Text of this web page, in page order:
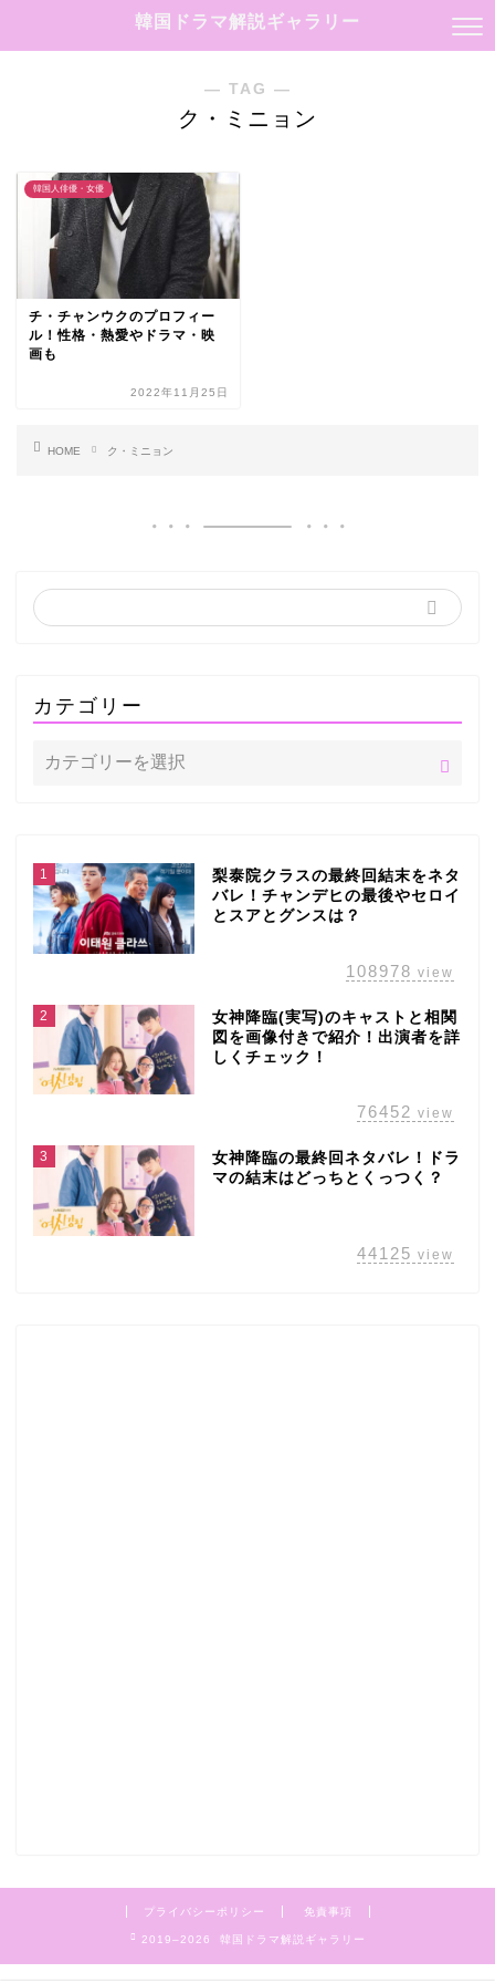
韓国ドラマ解説ギャラリー
― TAG ―
ク・ミニョン
韓国人俳優・女優
チ・チャンウクのプロフィー
ル！性格・熱愛やドラマ・映
画も
2022年11月25日
HOME ク・ミニョン
カテゴリー
1
梨泰院クラスの最終回結末をネタ
バレ！チャンデヒの最後やセロイ
とスアとグンスは？
108978 view
2
女神降臨(実写)のキャストと相関
図を画像付きで紹介！出演者を詳
しくチェック！
76452 view
3
女神降臨の最終回ネタバレ！ドラ
マの結末はどっちとくっつく？
44125 view
プライバシーポリシー 免責事項
2019–2026 韓国ドラマ解説ギャラリー